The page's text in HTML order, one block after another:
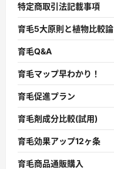
特定商取引法記載事項
育毛5大原則と植物比較論
育毛Q&A
育毛マップ早わかり！
育毛促進プラン
育毛剤成分比較(試用)
育毛効果アップ12ヶ条
育毛商品通販購入